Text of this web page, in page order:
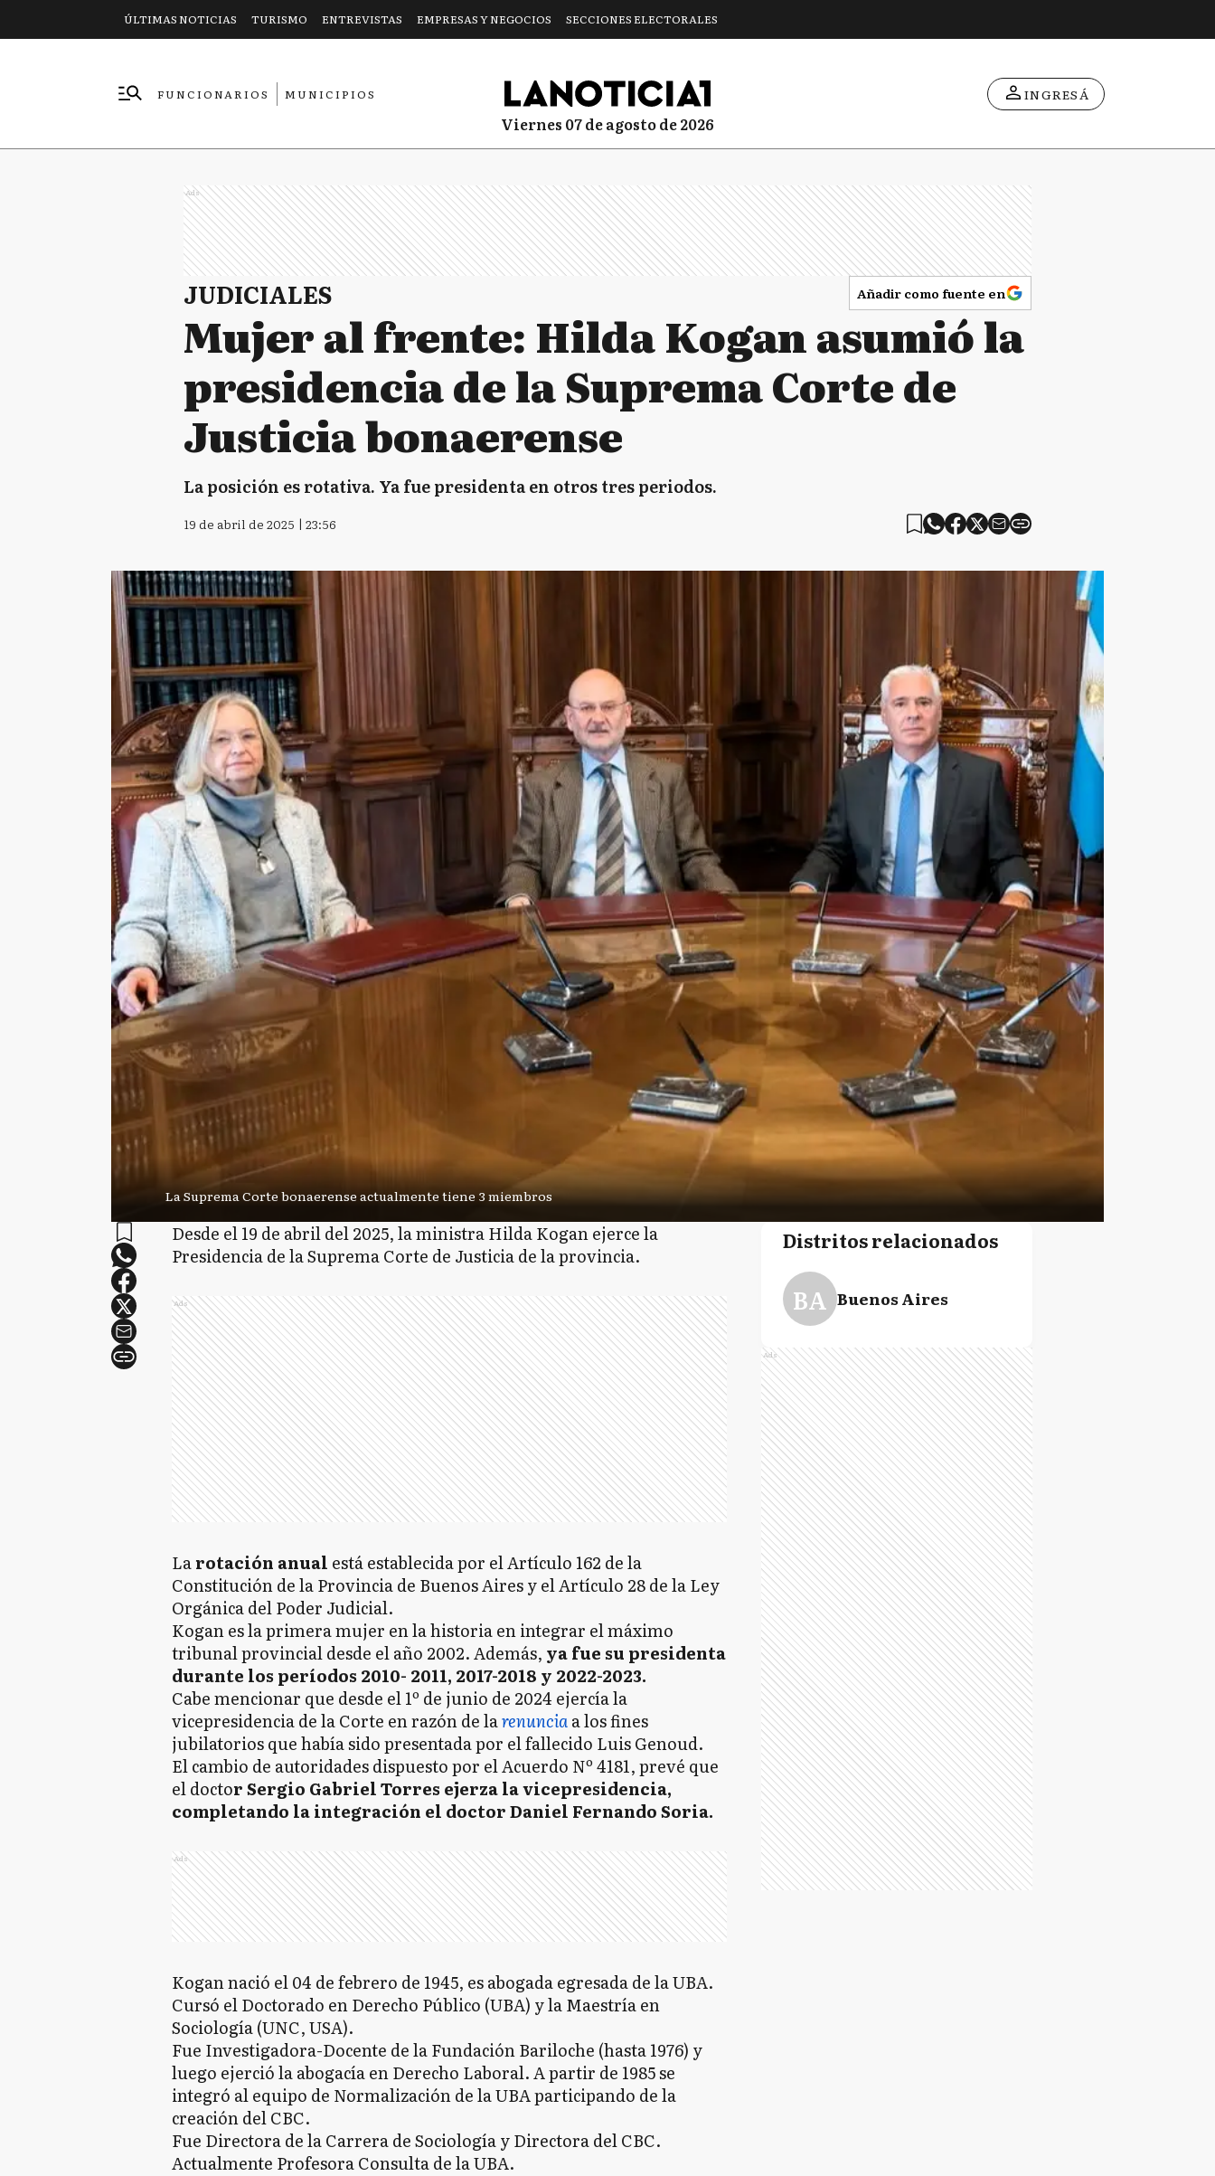
ÚLTIMAS NOTICIAS TURISMO ENTREVISTAS EMPRESAS Y NEGOCIOS SECCIONES ELECTORALES
FUNCIONARIOS
MUNICIPIOS
viernes 07 de agosto de 2026
INGRESÁ
Ads
JUDICIALES Añadir como fuente en
Mujer al frente: Hilda Kogan asumió la
presidencia de la Suprema Corte de
Justicia bonaerense
La posición es rotativa. Ya fue presidenta en otros tres periodos.
19 de abril de 2025 | 23:56
La Suprema Corte bonaerense actualmente tiene 3 miembros
Desde el 19 de abril del 2025, la ministra Hilda Kogan ejerce la
Presidencia de la Suprema Corte de Justicia de la provincia.
Ads
Larotación anual está establecida por el Artículo 162 de la
Constitución de la Provincia de Buenos Aires y el Artículo 28 de la Ley
Orgánica del Poder Judicial.
Kogan es la primera mujer en la historia en integrar el máximo
tribunal provincial desde el año 2002. Además, ya fue su presidenta
durante los períodos 2010- 2011, 2017-2018 y 2022-2023.
Cabe mencionar que desde el 1º de junio de 2024 ejercía la
vicepresidencia de la Corte en razón de larenunciaa los fines
jubilatorios que había sido presentada por el fallecido Luis Genoud.
El cambio de autoridades dispuesto por el Acuerdo Nº 4181, prevé que
el doctor Sergio Gabriel Torres ejerza la vicepresidencia,
completando la integración el doctor Daniel Fernando Soria.
Ads
Kogan nació el 04 de febrero de 1945, es abogada egresada de la UBA.
Cursó el Doctorado en Derecho Público (UBA) y la Maestría en
Sociología (UNC, USA).
Fue Investigadora-Docente de la Fundación Bariloche (hasta 1976) y
luego ejerció la abogacía en Derecho Laboral. A partir de 1985 se
integró al equipo de Normalización de la UBA participando de la
creación del CBC.
Fue Directora de la Carrera de Sociología y Directora del CBC.
Actualmente Profesora Consulta de la UBA.
Distritos relacionados
BA Buenos Aires
Ads